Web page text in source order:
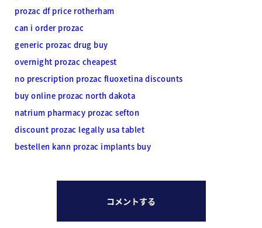
prozac df price rotherham
can i order prozac
generic prozac drug buy
overnight prozac cheapest
no prescription prozac fluoxetina discounts
buy online prozac north dakota
natrium pharmacy prozac sefton
discount prozac legally usa tablet
bestellen kann prozac implants buy
コメントする